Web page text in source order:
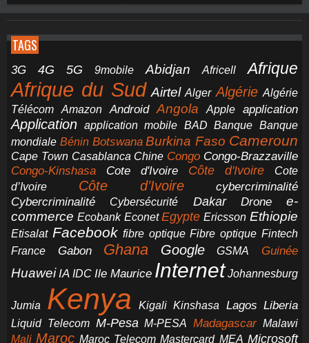
TAGS
3G 4G 5G 9mobile Abidjan Africell Afrique
Afrique du Sud Airtel Alger Algérie Algérie
Télécom
Amazon Android Angola Apple application
Application application mobile BAD Banque Banque
mondiale Bénin Botswana Burkina Faso Cameroun
Cape Town Casablanca Chine Congo Congo-Brazzaville
Congo-Kinshasa Cote d'Ivoire Côte d'Ivoire
Cote
d’Ivoire
Côte d’Ivoire
cybercriminalité
Cybercriminalité
Cybersécurité Dakar Drone
e-
commerce Ecobank Econet Egypte Ericsson Ethiopie
Etisalat Facebook fibre optique Fibre optique Fintech
France
Gabon Ghana Google GSMA Guinée
Huawei IA IDC Ile Maurice Internet Johannesburg
Jumia Kenya Kigali Kinshasa Lagos Liberia
Liquid Telecom M-Pesa M-PESA Madagascar Malawi
Mali Maroc Maroc Telecom Mastercard MEA Microsoft